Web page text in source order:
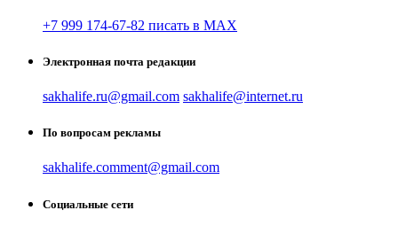
+7 999 174-67-82 писать в MAX
Электронная почта редакции
sakhalife.ru@gmail.com sakhalife@internet.ru
По вопросам рекламы
sakhalife.comment@gmail.com
Социальные сети